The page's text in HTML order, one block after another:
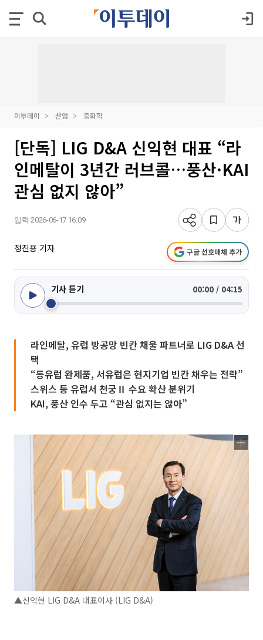
이투데이 산업 중화학
[단독] LIG D&A 신익현 대표 “라
인메탈이 3년간 러브콜…풍산·KAI
관심 없지 않아”
입력 2026-06-17 16:09
정진용 기자 구글 선호매체 추가
기사 듣기 00:00 / 04:15
라인메탈, 유럽 방공망 빈칸 채울 파트너로 LIG D&A 선
택
“동유럽 완제품, 서유럽은 현지기업 빈칸 채우는 전략”
스위스 등 유럽서 천궁Ⅱ 수요 확산 분위기
KAI, 풍산 인수 두고 “관심 없지는 않아”
▲신익현 LIG D&A 대표이사 (LIG D&A)